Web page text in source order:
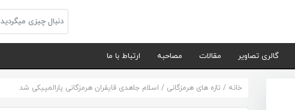
گالری تصاویر مقالات مصاحبه ارتباط با ما
خانه / تازه های هرمزگانی / اسلام جاهدی قایقران هرمزگانی پارالمپیکی شد